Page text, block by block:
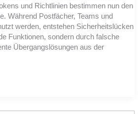
und Richtlinien bestimmen nun den
Während Postfächer, Teams und
werden, entstehen Sicherheitslücken
Funktionen, sondern durch falsche
Übergangslösungen aus der